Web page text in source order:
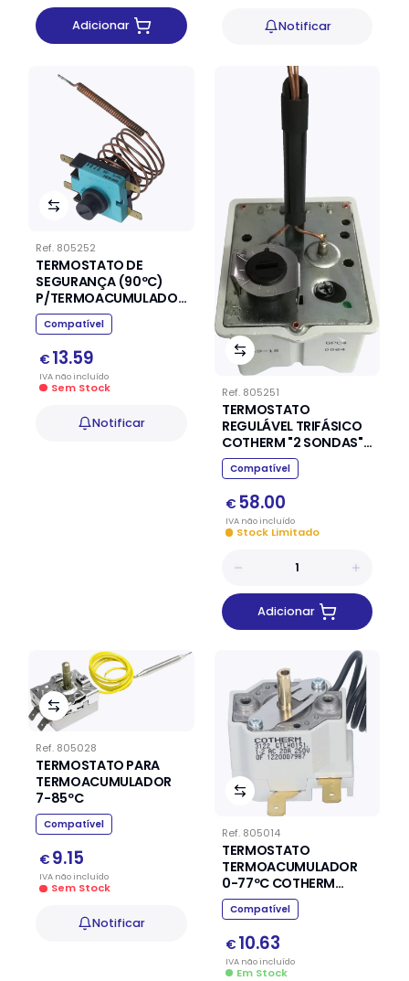
Adicionar Notificar
Ref. 805252
TERMOSTATO DE
SEGURANÇA (90ºC)
P/TERMOACUMULADOR
SBSC0024
Compatível
€ 13.59
IVA nãoincluído
Sem Stock
Notificar
Ref. 805251
TERMOSTATO
REGULÁVEL TRIFÁSICO
COTHERM "2 SONDAS"
P/TERMOACUMULADOR
GPC40064
Compatível
€ 58.00
IVA nãoincluído
Stock Limitado
Adicionar
Ref. 805028
TERMOSTATO PARA
TERMOACUMULADOR
7-85ºC
Compatível
€ 9.15
IVA nãoincluído
Sem Stock
Notificar
Ref. 805014
TERMOSTATO
TERMOACUMULADOR
0-77ºC COTHERM
GTLH0151
Compatível
€ 10.63
IVA nãoincluído
Em Stock